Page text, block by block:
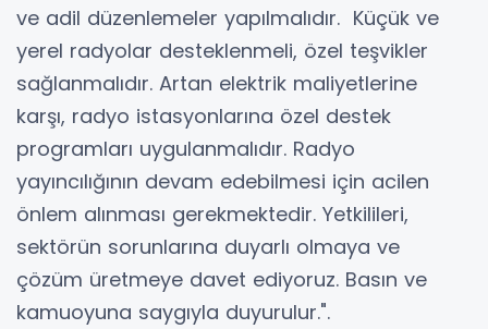
ve adil düzenlemeler yapılmalıdır. Küçük ve
yerel radyolar desteklenmeli, özel teşvikler
sağlanmalıdır. Artan elektrik maliyetlerine
karşı, radyo istasyonlarına özel destek
programları uygulanmalıdır. Radyo
yayıncılığının devam edebilmesi için acilen
önlem alınması gerekmektedir. Yetkilileri,
sektörün sorunlarına duyarlı olmaya ve
çözüm üretmeye davet ediyoruz. Basın ve
kamuoyuna saygıyla duyurulur.".